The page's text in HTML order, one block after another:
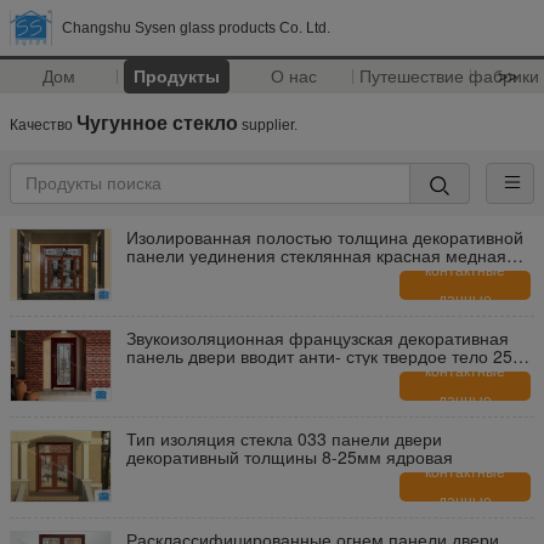
Changshu Sysen glass products Co. Ltd.
Дом Продукты О нас Путешествие фабрики
>>
Качество Чугунное стекло supplier.
Изолированная полостью толщина декоративной
панели уединения стеклянная красная медная
контактные
данные
Звукоизоляционная французская декоративная
панель двери вводит анти- стук твердое тело 25
контактные
данные
Тип изоляция стекла 033 панели двери
декоративный толщины 8-25мм ядровая
контактные
данные
Расклассифицированные огнем панели двери